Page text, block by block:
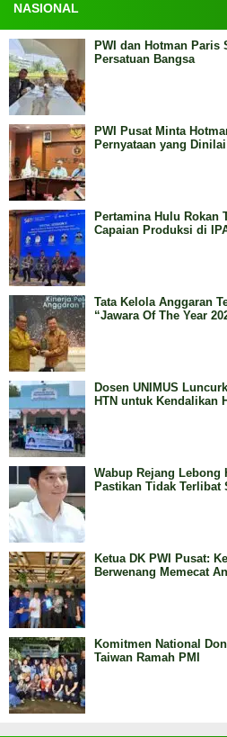
NASIONAL
PWI dan Hotman Paris
Persatuan Bangsa
PWI Pusat Minta
Pernyataan yang
Pertamina Hulu Rokan
Capaian Produksi di
Tata Kelola Anggaran
“Jawara Of The Year
Dosen UNIMUS
HTN untuk Kendalikan
Wabup Rejang Lebong
Pastikan Tidak Terlibat
Ketua DK PWI Pusat:
Berwenang Memecat
Komitmen National
Taiwan Ramah PMI